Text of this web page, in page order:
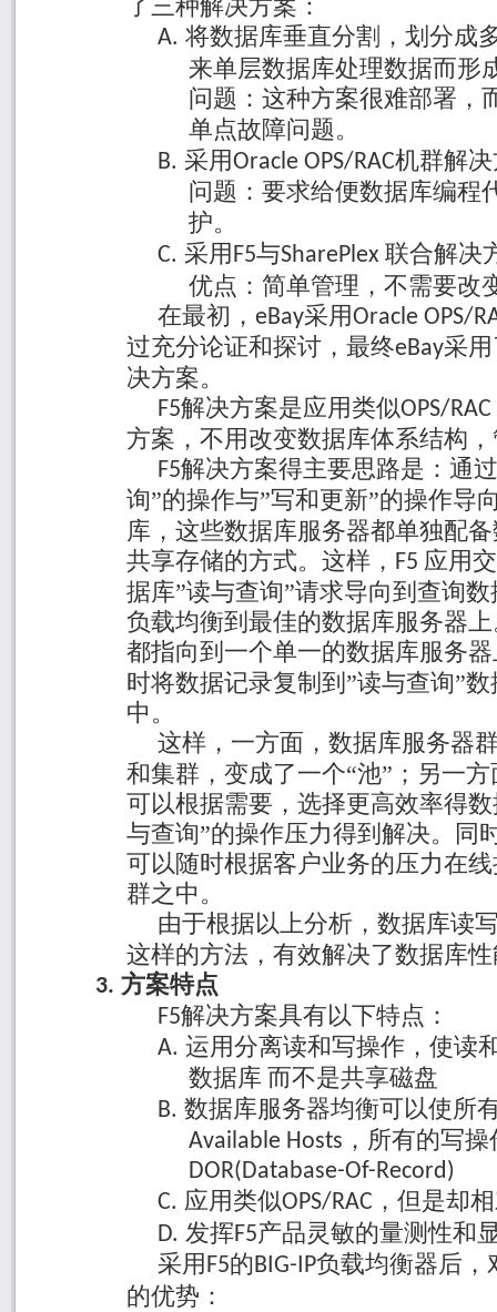
了三种解决方案：
A. 将数据库垂直分割，划分成
来单层数据库处理数据而形
问题：这种方案很难部署，
单点故障问题。
B. 采用Oracle OPS/RAC机群解
问题：要求给便数据库编程
护。
C. 采用 F5与SharePlex 联合解决
优点：简单管理，不需要改
在最初， eBay采用Oracle OPS/
过充分论证和探讨，最终eBay采
决方案。
F5解决方案是应用类似OPS/RAC
方案，不用改变数据库体系结构
F5解决方案得主要思路是：通
询”的操作与”写和更新”的操作导
库，这些数据库服务器都单独配
共享存储的方式。这样， F5 应用
据库”读与查询”请求导向到查询
负载均衡到最佳的数据库服务器
都指向到一个单一的数据库服务
时将数据记录复制到”读与查询”
中。
这样，一方面，数据库服务器
和集群，变成了一个“池”；另一
可以根据需要，选择更高效率得
与查询”的操作压力得到解决。同
可以随时根据客户业务的压力在
群之中。
由于根据以上分析，数据库读
这样的方法，有效解决了数据库
3. 方案特点
F5解决方案具有以下特点：
A. 运用分离读和写操作，使读
数据库 而不是共享磁盘
B. 数据库服务器均衡可以使所
Available Hosts ，所有的写
DOR(Database-Of-Record)
C. 应用类似OPS/RAC ，但是却
D. 发挥F5产品灵敏的量测性和
采用 F5的 BIG-IP负载均衡器后，
的优势：